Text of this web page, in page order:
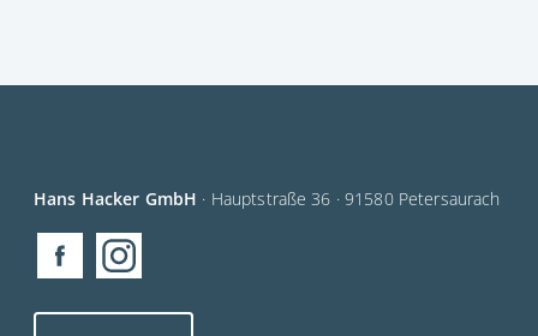
Hans Hacker GmbH · Hauptstraße 36 · 91580 Petersaurach